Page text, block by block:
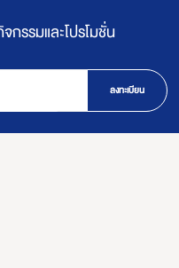
กรรมและโปรโมชั่น
ลงทะเบียน